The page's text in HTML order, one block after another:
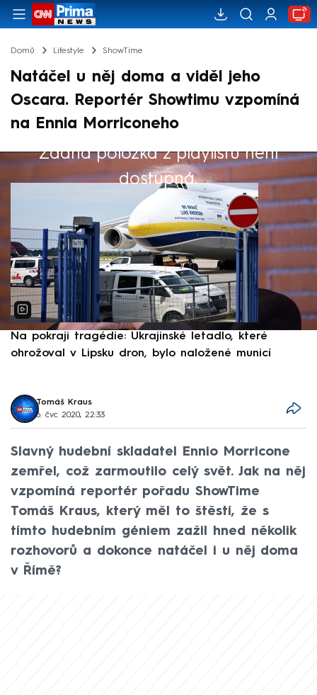
Domů Lifestyle ShowTime
Natáčel u něj doma a viděl jeho
Oscara. Reportér Showtimu vzpomíná
na Ennia Morriconeho
Žádná položka z playlistu není
dostupná.
Výběr redakce
Na pokraji tragédie: Ukrajinské letadlo, které
ohrožoval v Lipsku dron, bylo naložené municí
Tomáš Kraus
6. čvc 2020, 22:33
Slavný hudební skladatel Ennio Morricone
zemřel, což zarmoutilo celý svět. Jak na něj
vzpomíná reportér pořadu ShowTime
Tomáš Kraus, který měl to štěstí, že s
tímto hudebním géniem zažil hned několik
rozhovorů a dokonce natáčel i u něj doma
v Římě?